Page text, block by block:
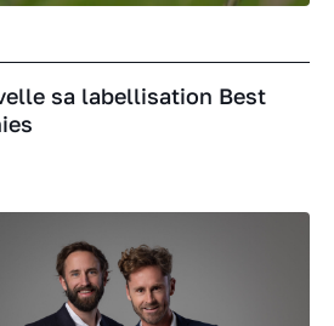
sa labellisation Best